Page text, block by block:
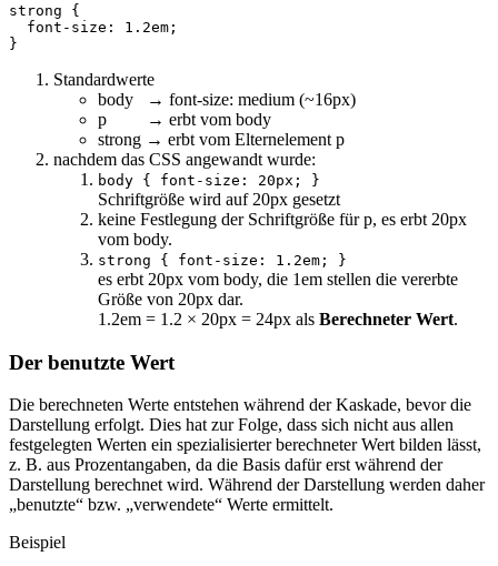
strong
{
font-size : 1.2em ;
}
Standardwerte
body → font-size: medium (~16px)
p → erbt vom body
strong → erbt vom Elternelement p
nachdem das CSS angewandt wurde:
body { font-size: 20px; }
Schriftgröße wird auf 20px gesetzt
keine Festlegung der Schriftgröße für p, es erbt 20px
vom body.
strong { font-size: 1.2em; }
es erbt 20px vom body, die 1em stellen die vererbte
Größe von 20px dar.
1.2em = 1.2 × 20px = 24px als Berechneter Wert.
Der benutzte Wert
Die berechneten Werte entstehen während der Kaskade, bevor die
Darstellung erfolgt. Dies hat zur Folge, dass sich nicht aus allen
festgelegten Werten ein spezialisierter berechneter Wert bilden lässt,
z. B. aus Prozentangaben, da die Basis dafür erst während der
Darstellung berechnet wird. Während der Darstellung werden daher
„benutzte“ bzw. „verwendete“ Werte ermittelt.
Beispiel